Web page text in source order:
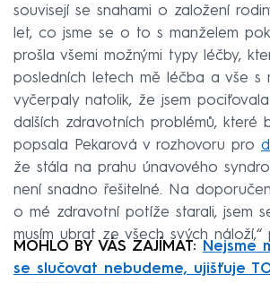
souvisejí se snahami o založení
let, co jsme se o to s manželem
prošla všemi možnými typy léčby,
posledních letech mě léčba a vše s
vyčerpaly natolik, že jsem
dalších zdravotních problémů, které
popsala Pekarová v rozhovoru pro
že stála na prahu únavového
není snadno řešitelné. Na
o mé zdravotní potíže starali, jsem
musím ubrat ze všech svých náloží,“
MOHLO BY VÁS ZAJÍMAT: Nejsme
se slučovat nebudeme, ujišťuje